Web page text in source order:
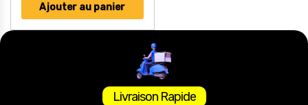
Ajouter au panier
Livraison Rapide